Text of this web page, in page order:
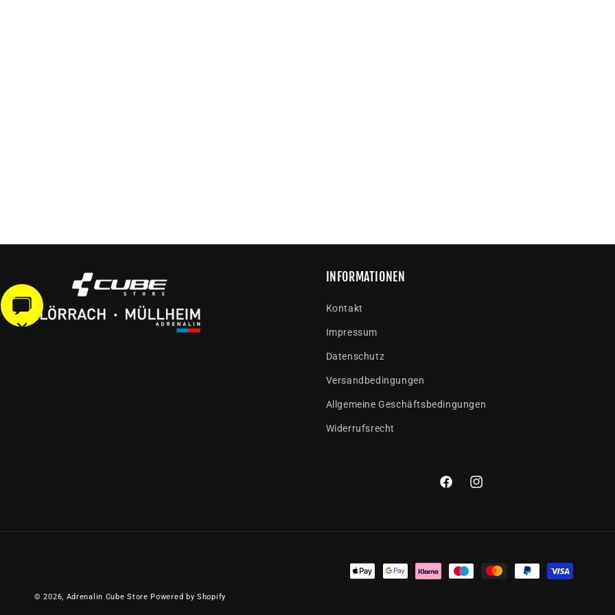
INFORMATIONEN
Kontakt
Impressum
Datenschutz
Versandbedingungen
Allgemeine Geschäftsbedingungen
Widerrufsrecht
FacebookInstagram
Zahlungsmethoden
© 2026, Adrenalin Cube Store Powered by Shopify